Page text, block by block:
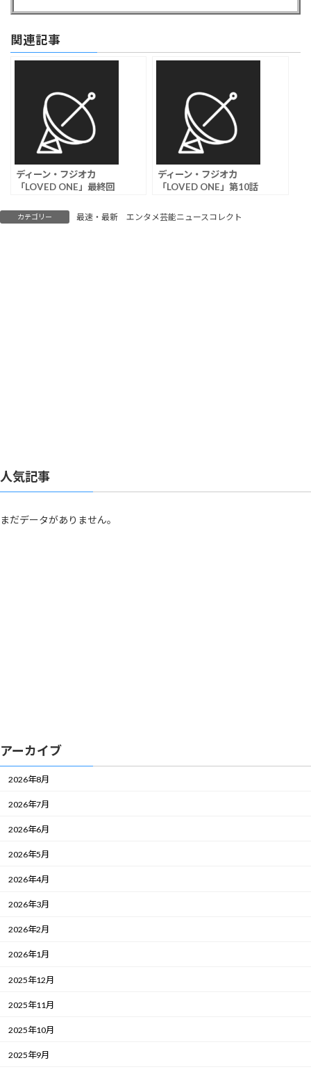
関連記事
ディーン・フジオカ
「LOVED ONE」最終回
ディーン・フジオカ
「LOVED ONE」第10話
カテゴリー 最速・最新 エンタメ芸能ニュースコレクト
人気記事
まだデータがありません。
アーカイブ
2026年8月
2026年7月
2026年6月
2026年5月
2026年4月
2026年3月
2026年2月
2026年1月
2025年12月
2025年11月
2025年10月
2025年9月